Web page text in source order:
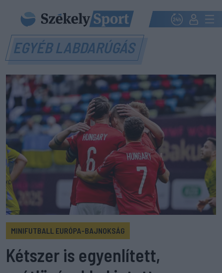
EGYÉB LABDARÚGÁS
MINIFUTBALL EURÓPA-BAJNOKSÁG
Kétszer is egyenlített,